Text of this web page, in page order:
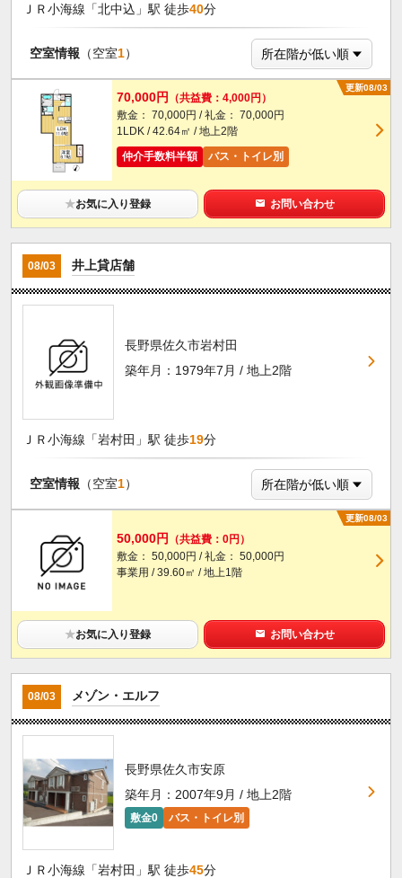
ＪＲ小海線「北中込」駅 徒歩40分
空室情報 （空室1）
更新08/03
70,000円
（共益費：4,000円）
敷金： 70,000円 / 礼金： 70,000円
1LDK / 42.64㎡ / 地上2階
仲介手数料半額
バス・トイレ別
★お気に入り登録 お問い合わせ
08/03 井上貸店舗
長野県佐久市岩村田
築年月：1979年7月 / 地上2階
ＪＲ小海線「岩村田」駅 徒歩19分
空室情報 （空室1）
更新08/03
50,000円
（共益費：0円）
敷金： 50,000円 / 礼金： 50,000円
事業用 / 39.60㎡ / 地上1階
★お気に入り登録 お問い合わせ
08/03 メゾン・エルフ
長野県佐久市安原
築年月：2007年9月 / 地上2階
敷金0 バス・トイレ別
ＪＲ小海線「岩村田」駅 徒歩45分